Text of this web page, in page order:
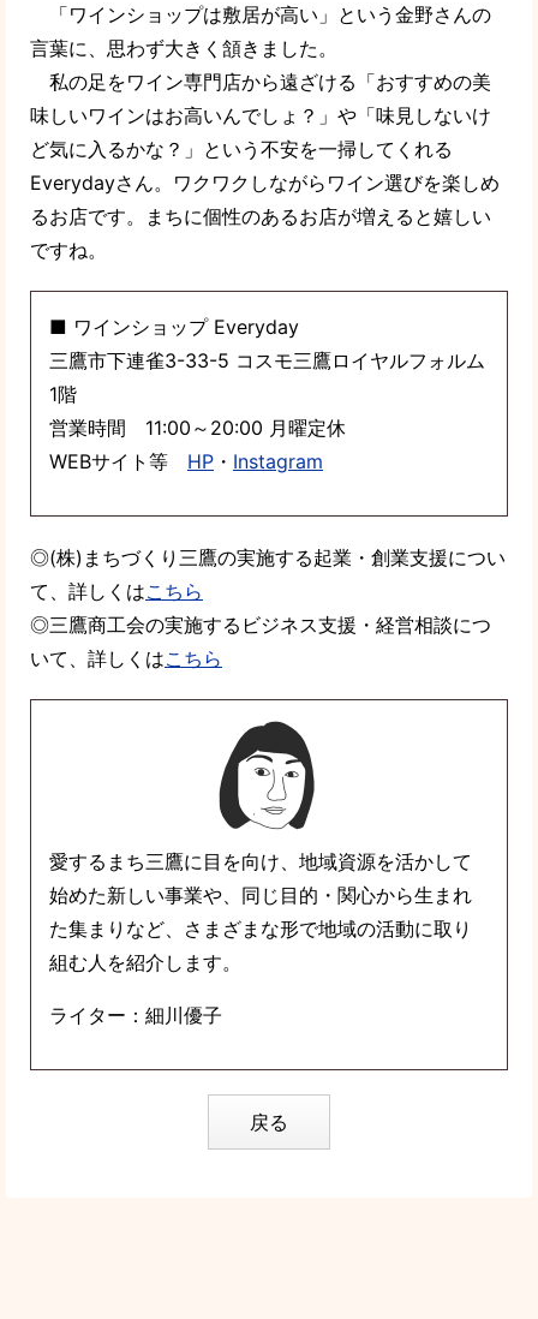
「ワインショップは敷居が高い」という金野さんの
言葉に、思わず大きく頷きました。
私の足をワイン専門店から遠ざける「おすすめの美
味しいワインはお高いんでしょ？」や「味見しないけ
ど気に入るかな？」という不安を一掃してくれる
Everydayさん。ワクワクしながらワイン選びを楽しめ
るお店です。まちに個性のあるお店が増えると嬉しい
ですね。
■ ワインショップ Everyday
三鷹市下連雀3-33-5 コスモ三鷹ロイヤルフォルム
1階
営業時間 11:00～20:00 月曜定休
WEBサイト等 HP ・ Instagram
◎(株)まちづくり三鷹の実施する起業・創業支援につい
て、詳しくはこちら
◎三鷹商工会の実施するビジネス支援・経営相談につ
いて、詳しくはこちら
愛するまち三鷹に目を向け、地域資源を活かして
始めた新しい事業や、同じ目的・関心から生まれ
た集まりなど、さまざまな形で地域の活動に取り
組む人を紹介します。
ライター：細川優子
戻る